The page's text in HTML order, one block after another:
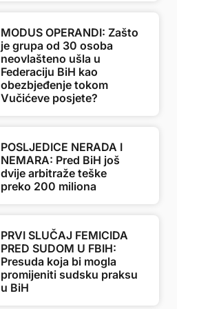
MODUS OPERANDI: Zašto
je grupa od 30 osoba
neovlašteno ušla u
Federaciju BiH kao
obezbjeđenje tokom
Vučićeve posjete?
POSLJEDICE NERADA I
NEMARA: Pred BiH još
dvije arbitraže teške
preko 200 miliona
PRVI SLUČAJ FEMICIDA
PRED SUDOM U FBIH:
Presuda koja bi mogla
promijeniti sudsku praksu
u BiH